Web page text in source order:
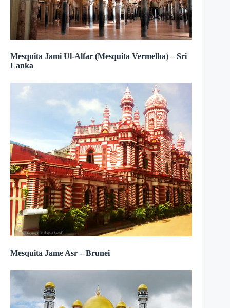
Mesquita Jami Ul-Alfar (Mesquita Vermelha) – Sri
Lanka
Mesquita Jame Asr – Brunei